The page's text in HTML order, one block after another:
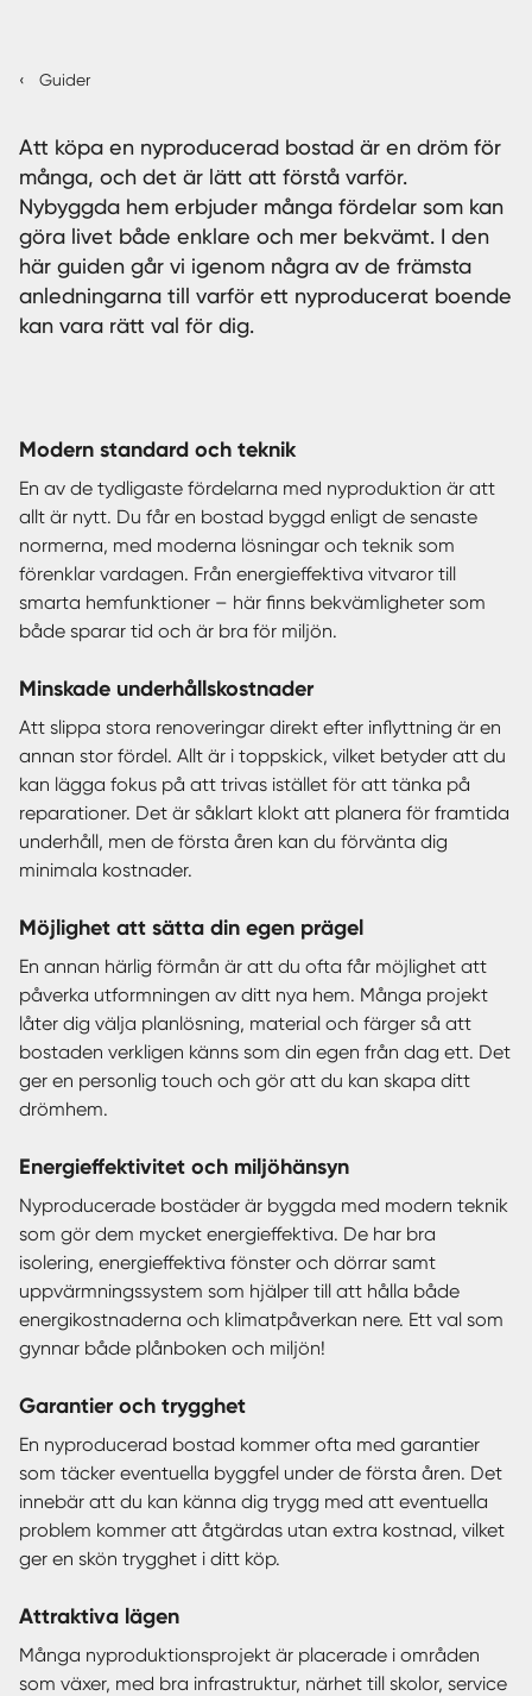
‹ Guider
Att köpa en nyproducerad bostad är en dröm för
många, och det är lätt att förstå varför.
Nybyggda hem erbjuder många fördelar som kan
göra livet både enklare och mer bekvämt. I den
här guiden går vi igenom några av de främsta
anledningarna till varför ett nyproducerat boende
kan vara rätt val för dig.
Modern standard och teknik
En av de tydligaste fördelarna med nyproduktion är att
allt är nytt. Du får en bostad byggd enligt de senaste
normerna, med moderna lösningar och teknik som
förenklar vardagen. Från energieffektiva vitvaror till
smarta hemfunktioner – här finns bekvämligheter som
både sparar tid och är bra för miljön.
Minskade underhållskostnader
Att slippa stora renoveringar direkt efter inflyttning är en
annan stor fördel. Allt är i toppskick, vilket betyder att du
kan lägga fokus på att trivas istället för att tänka på
reparationer. Det är såklart klokt att planera för framtida
underhåll, men de första åren kan du förvänta dig
minimala kostnader.
Möjlighet att sätta din egen prägel
En annan härlig förmån är att du ofta får möjlighet att
påverka utformningen av ditt nya hem. Många projekt
låter dig välja planlösning, material och färger så att
bostaden verkligen känns som din egen från dag ett. Det
ger en personlig touch och gör att du kan skapa ditt
drömhem.
Energieffektivitet och miljöhänsyn
Nyproducerade bostäder är byggda med modern teknik
som gör dem mycket energieffektiva. De har bra
isolering, energieffektiva fönster och dörrar samt
uppvärmningssystem som hjälper till att hålla både
energikostnaderna och klimatpåverkan nere. Ett val som
gynnar både plånboken och miljön!
Garantier och trygghet
En nyproducerad bostad kommer ofta med garantier
som täcker eventuella byggfel under de första åren. Det
innebär att du kan känna dig trygg med att eventuella
problem kommer att åtgärdas utan extra kostnad, vilket
ger en skön trygghet i ditt köp.
Attraktiva lägen
Många nyproduktionsprojekt är placerade i områden
som växer, med bra infrastruktur, närhet till skolor, service